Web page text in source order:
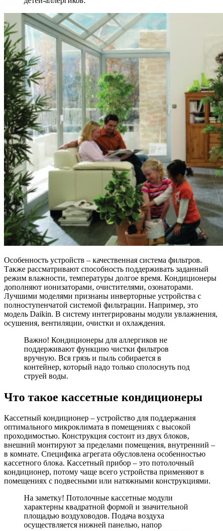
Особенность устройств – качественная система фильтров.
Также рассматривают способность поддерживать заданный
режим влажности, температуры долгое время. Кондиционеры
дополняют ионизаторами, очистителями, озонаторами.
Лучшими моделями признаны инверторные устройства с
полноступенчатой системой фильтрации. Например, это
модель Daikin. В систему интегрированы модули увлажнения,
осушения, вентиляции, очистки и охлаждения.
Важно! Кондиционеры для аллергиков не
поддерживают функцию чистки фильтров
вручную. Вся грязь и пыль собирается в
контейнер, который надо только сполоснуть под
струей воды.
Что такое кассетные кондиционеры
Кассетный кондиционер – устройство для поддержания
оптимального микроклимата в помещениях с высокой
проходимостью. Конструкция состоит из двух блоков,
внешний монтируют за пределами помещения, внутренний –
в комнате. Специфика агрегата обусловлена особенностью
кассетного блока. Кассетный прибор – это потолочный
кондиционер, потому чаще всего устройства применяют в
помещениях с подвесными или натяжными конструкциями.
На заметку! Потолочные кассетные модули
характерны квадратной формой и значительной
площадью воздуховодов. Подача воздуха
осуществляется нижней панелью, напор